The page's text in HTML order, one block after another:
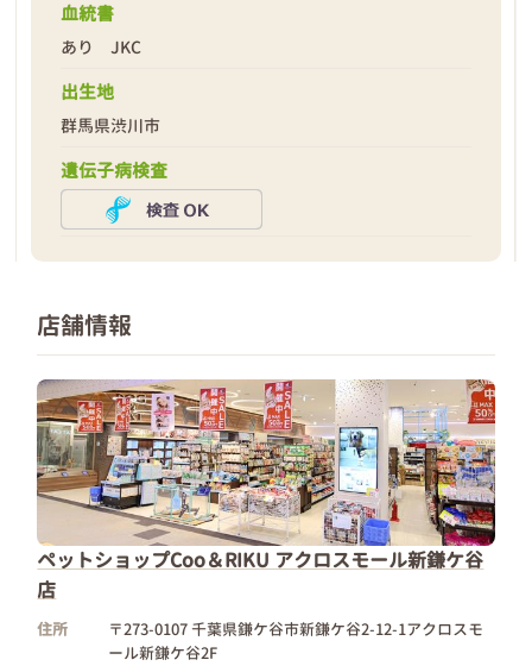
血統書
あり JKC
出生地
群馬県渋川市
遺伝子病検査
店舗情報
ペットショップCoo＆RIKU アクロスモール新鎌ケ谷
店
住所
〒273-0107 千葉県鎌ケ谷市新鎌ケ谷2-12-1アクロスモ
ール新鎌ケ谷2F